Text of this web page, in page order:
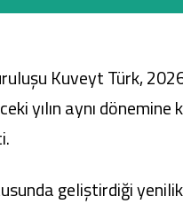
Tarım
Yatırım
Kuveyt Türk,
yılın aynı dönemine
geliştirdiği